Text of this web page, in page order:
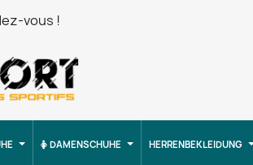
vous !
DAMENSCHUHE HERRENBEKLEIDUNG